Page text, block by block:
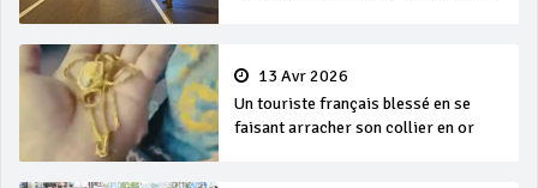
13 Avr 2026
Un touriste français blessé en se
faisant arracher son collier en or